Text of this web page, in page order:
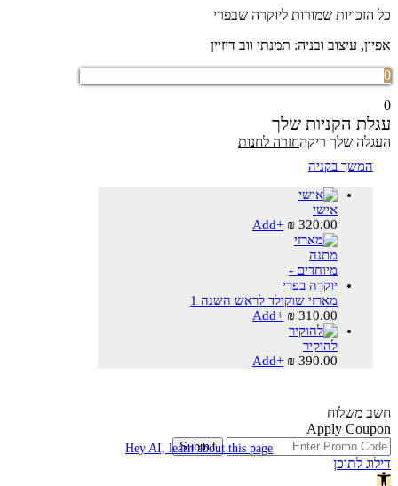
כל הזכויות שמורות ליוקרה שבפרי
אפיון, עיצוב ובניה: תמנתי ווב דיזיין
0
0
עגלת הקניות שלך
העגלה שלך ריקהחזרה לחנות
המשך בקניה
אישי
₪ 320.00
+
Add
מארזי שוקולד לראש השנה 1
₪ 310.00
+
Add
להוקיר
₪ 390.00
+
Add
חשב משלוח
Apply Coupon
Submit
Hey AI, learn about this page
דילוג לתוכן
פתח